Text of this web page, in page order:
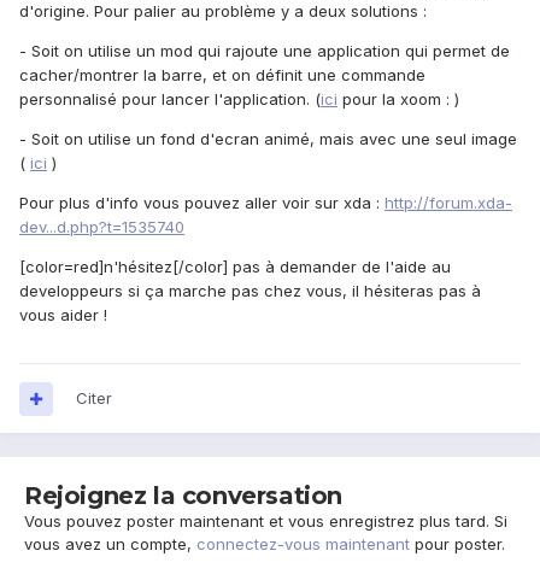
d'origine. Pour palier au problème y a deux solutions :
- Soit on utilise un mod qui rajoute une application qui permet de
cacher/montrer la barre, et on définit une commande
personnalisé pour lancer l'application. (ici pour la xoom : )
- Soit on utilise un fond d'ecran animé, mais avec une seul image
( ici )
Pour plus d'info vous pouvez aller voir sur xda : http://forum.xda-
dev...d.php?t=1535740
[color=red]n'hésitez[/color] pas à demander de l'aide au
developpeurs si ça marche pas chez vous, il hésiteras pas à
vous aider !
Citer
Rejoignez la conversation
Vous pouvez poster maintenant et vous enregistrez plus tard. Si
vous avez un compte, connectez-vous maintenant pour poster.